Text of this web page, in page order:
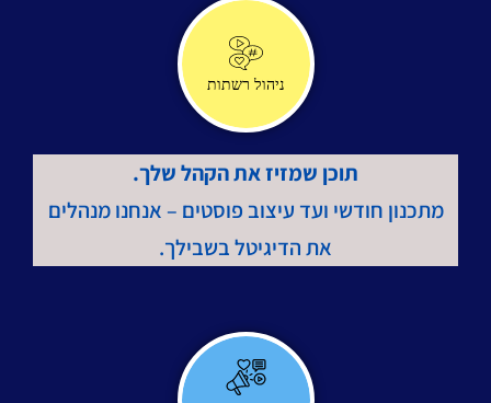
ניהול רשתות
תוכן שמזיז את הקהל שלך.
מתכנון חודשי ועד עיצוב פוסטים – אנחנו מנהלים
את הדיגיטל בשבילך.